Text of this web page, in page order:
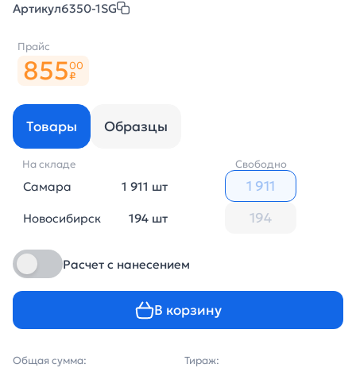
Артикул6350-1SG
Прайс
85500
₽
Товары Образцы
На складе
Самара 1 911 шт
Новосибирск 194 шт
Свободно
Расчет с нанесением
В корзину
Общая сумма: Тираж: